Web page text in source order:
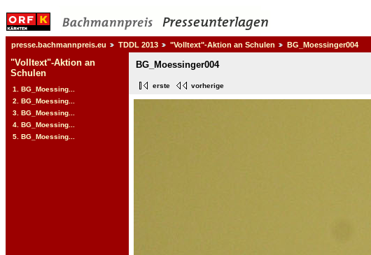
presse.bachmannpreis.eu TDDL 2013 "Volltext"-Aktion an Schulen BG_Moessinger004
"Volltext"-Aktion an
Schulen
1. BG_Moessing...
2. BG_Moessing...
3. BG_Moessing...
4. BG_Moessing...
5. BG_Moessing...
BG_Moessinger004
erste vorherige